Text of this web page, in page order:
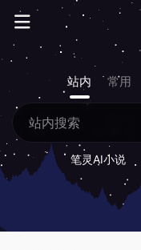
站内 常用
笔灵AI小说